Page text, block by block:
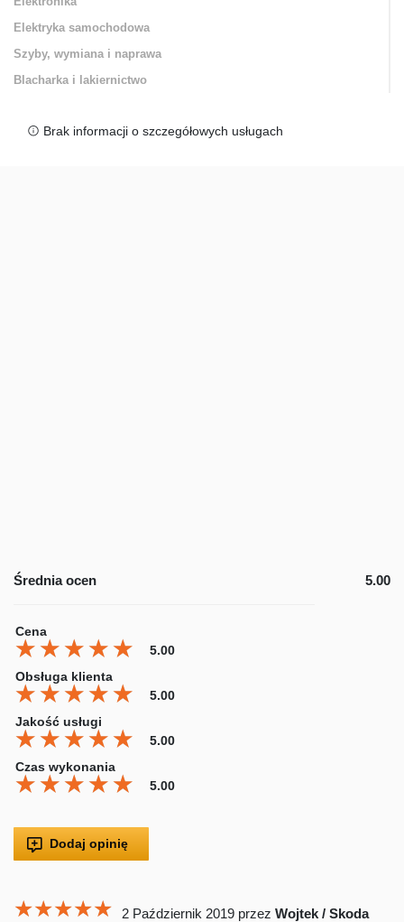
Elektryka samochodowa
Szyby, wymiana i naprawa
Blacharka i lakiernictwo
Brak informacji o szczegółowych usługach
Średnia ocen 5.00
Cena
5.00
★★★★★
★★★★★
★★★★★
Obsługa klienta
5.00
★★★★★
★★★★★
★★★★★
Jakość usługi
5.00
★★★★★
★★★★★
★★★★★
Czas wykonania
5.00
★★★★★
★★★★★
★★★★★
Dodaj opinię
★★★★★
★★★★★
★★★★★ 2 Październik 2019 przez Wojtek / Skoda